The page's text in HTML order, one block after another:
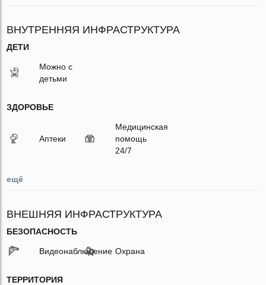
ВНУТРЕННЯЯ ИНФРАСТРУКТУРА
ДЕТИ
Можно с
детьми
ЗДОРОВЬЕ
Аптеки
Медицинская
помощь
24/7
ещё
ВНЕШНЯЯ ИНФРАСТРУКТУРА
БЕЗОПАСНОСТЬ
Видеонаблюдение Охрана
ТЕРРИТОРИЯ